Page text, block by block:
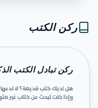
ركن الكتب
ركن تبادل الكتب
هل لديك كتب قديمة؟ لا تدعها
وإذا كنت تبحث عن كتاب غير